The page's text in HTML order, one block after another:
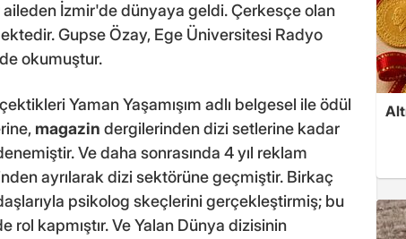
İzmir'de dünyaya geldi. Çerkesçe olan
Gupse Özay, Ege Üniversitesi Radyo
okumuştur.
Yaman Yaşamışım adlı belgesel ile ödül
magazin dergilerinden dizi setlerine kadar
Ve daha sonrasında 4 yıl reklam
ayrılarak dizi sektörüne geçmiştir. Birkaç
psikolog skeçlerini gerçekleştirmiş; bu
rol kapmıştır. Ve Yalan Dünya dizisinin